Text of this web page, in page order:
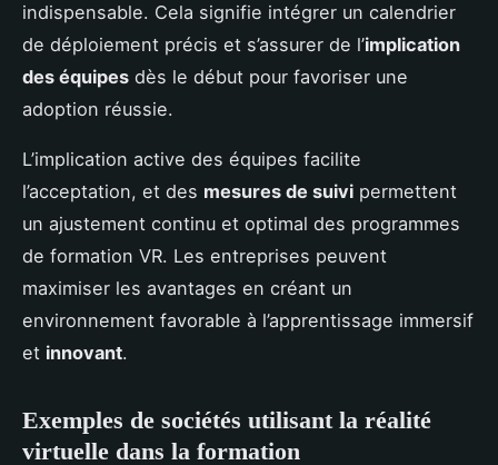
indispensable. Cela signifie intégrer un calendrier
de déploiement précis et s’assurer de l’implication
des équipes dès le début pour favoriser une
adoption réussie.
L’implication active des équipes facilite
l’acceptation, et des mesures de suivi permettent
un ajustement continu et optimal des programmes
de formation VR. Les entreprises peuvent
maximiser les avantages en créant un
environnement favorable à l’apprentissage immersif
et innovant.
Exemples de sociétés utilisant la réalité
virtuelle dans la formation